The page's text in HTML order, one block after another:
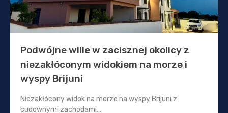
Podwójne wille w zacisznej okolicy z
niezakłóconym widokiem na morze i
wyspy Brijuni
Niezakłócony widok na morze na wyspy Brijuni z
cudownymi zachodami…